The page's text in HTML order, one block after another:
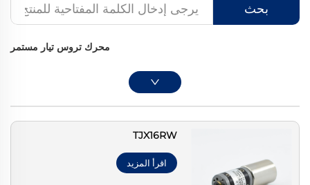
بحث
محرك تروس تيار مستمر
TJX16RW
اقرأ المزيد